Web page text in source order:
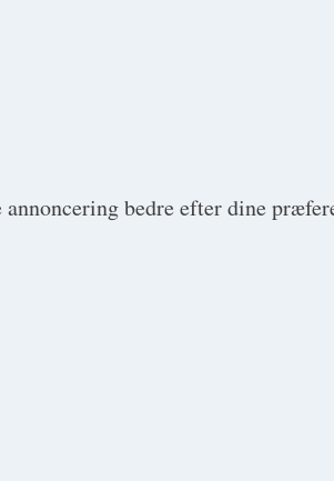
bedre efter dine